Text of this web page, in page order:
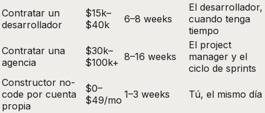
Contratar un
desarrollador
$15k–
$40k
6–8 weeks
El desarrollador,
cuando tenga
tiempo
Contratar una
agencia
$30k–
$100k+ 8–16 weeks
El project
manager y el
ciclo de sprints
Constructor no-
code por cuenta
propia
$0–
$49/mo 1–3 weeks Tú, el mismo día